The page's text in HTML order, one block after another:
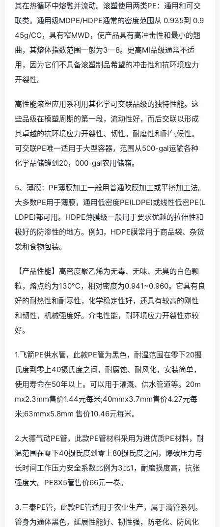
其在热循环中熔融并流动。滚塑使用两类PE：通用和可交
联类。通用级MDPE/HDPE通常的密度范围从 0.935到 0.9
45g/CC，具有窄MWD，使产品具有高冲击性和最小的翘
曲，其熔体指数范围一般为3—8。更高MI品级通常不适
用，因为它们不具备滚塑制品希望的冲击性和抗环境应力
开裂性。
高性能滚塑应用系利用其化学可交联品级的独特性能。这
些品级在模塑周期的第一段，流动性好，而后交联以形成
其卓越的抗环境应力开裂性、韧性。耐磨性和耐气候性。
可交联PE唯一适用于大型容器，范围从500-gal运输各种
化学品储罐到20，000-gal农用储箱。
5、薄膜：PE薄膜加工一般用普通吹膜加工或平挤加工法。
大多数PE用于薄膜，通用低密度PE(LDPE)或线性低密PE(L
LDPE)都可用。HDPE薄膜级一般用于要求优越的拉伸性和
极好的防渗性的地方。例如，HDPE膜常用于商品袋、杂货
袋和食物包装。
【产品性能】高密度聚乙烯为无毒、无味、无臭的白色颗
粒，熔点约为130℃，相对密度为0.941~0.960。它具有良
好的耐热性和耐寒性，化学稳定性好，还具有较高的刚性
和韧性，机械强度好。介电性能，耐环境应力开裂性亦较
好。
1.飞箭PE供水管，此款PE管为黑色，耐温范围在零下20摄
氏度到零上40摄氏度之间，耐腐蚀、耐风化，安装简单，
使用寿命在50年以上。可以用于灌溉、供水管道等。20m
mx2.3mm售价1.44元每米;40mmx3.7mm售价4.27元每
米;63mmx5.8mm 售价10.46元每米。
2.大德气动PE管，此款PE管材料采用为进优质PE材料，耐
温范围在零下40摄氏度到零上80摄氏度之间，爆破压力与
长时间工作压力安全系数比例为3比1，耐磨损度高，抗张
强度大。PE8X5管售价66元一卷。
3.三泰PE管，此款PE管适用于农业生产，属于滴管系列。
管身为通体黑色，延展性能好、韧性强，防老化、防风化